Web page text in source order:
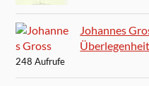
Johannes
Überlegenheit
248 Aufrufe